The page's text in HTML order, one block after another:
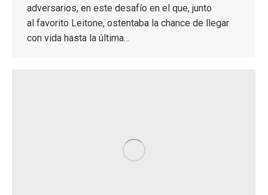
adversarios, en este desafío en el que, junto
al favorito Leitone, ostentaba la chance de llegar
con vida hasta la última…